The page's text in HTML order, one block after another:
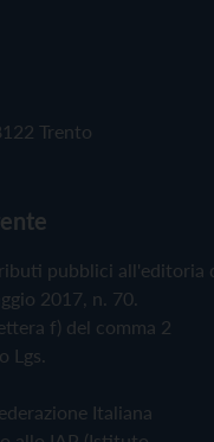
Trento
pubblici all'editoria
2017, n. 70.
f) del comma 2
Lgs.
Italiana